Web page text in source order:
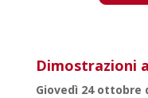
Dimostrazioni
Giovedì 24 ottobre